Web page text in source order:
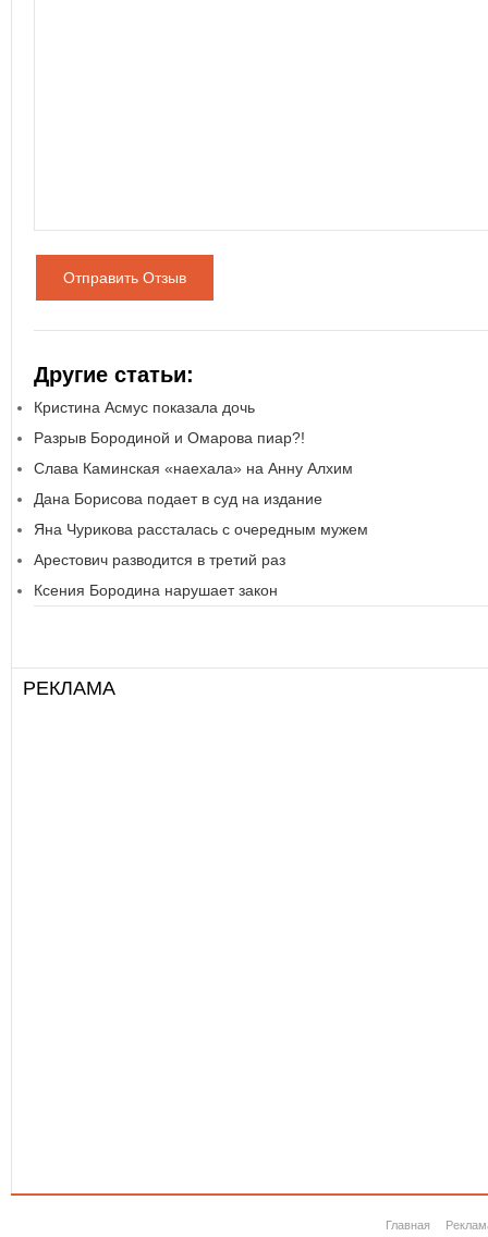
Отправить Отзыв
Другие статьи:
Кристина Асмус показала дочь
Разрыв Бородиной и Омарова пиар?!
Слава Каминская «наехала» на Анну Алхим
Дана Борисова подает в суд на издание
Яна Чурикова рассталась с очередным мужем
Арестович разводится в третий раз
Ксения Бородина нарушает закон
РЕКЛАМА
Главная